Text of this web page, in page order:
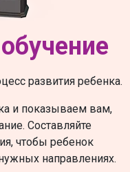
развития ребенка.
и показываем вам,
Составляйте
чтобы ребенок
направлениях.